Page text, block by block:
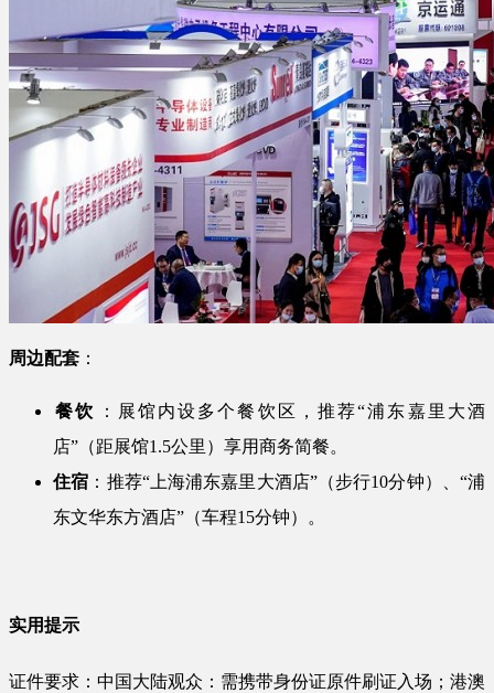
周边配套​ ​：
​餐饮​
​：展馆内设多个餐饮区，推荐“浦东嘉里大酒
店”（距展馆1.5公里）享用商务简餐。
​住宿​ ​：推荐“上海浦东嘉里大酒店”（步行10分钟）、“浦
东文华东方酒店”（车程15分钟）。
实用提示
证件要求：中国大陆观众：需携带身份证原件刷证入场；港澳